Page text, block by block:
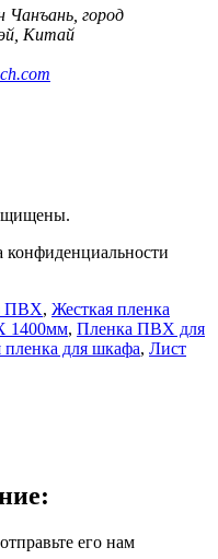
город
Китай
конфиденциальности
ПВХ, Жесткая пленка
1400мм, Пленка ПВХ для
для шкафа, Лист
его нам